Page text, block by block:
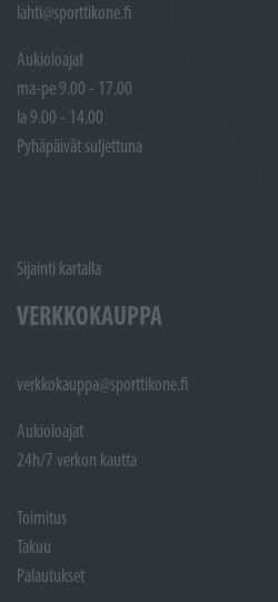
lahti@sporttikone.fi
Aukioloajat
ma-pe 9.00 - 17.00
la 9.00 - 14.00
Pyhäpäivät suljettuna
Sijainti kartalla
VERKKOKAUPPA
verkkokauppa@sporttikone.fi
Aukioloajat
24h/7 verkon kautta
Toimitus
Takuu
Palautukset